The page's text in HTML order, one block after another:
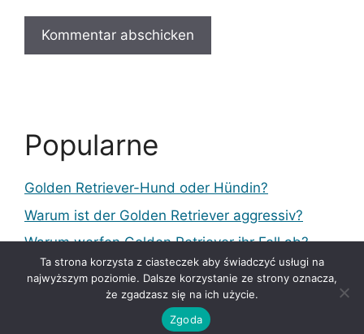
Popularne
Golden Retriever-Hund oder Hündin?
Warum ist der Golden Retriever aggressiv?
Warum werfen Golden Retriever ihr Fell ab?
© PiesGolden.pl
Ta strona korzysta z ciasteczek aby świadczyć usługi na
najwyższym poziomie. Dalsze korzystanie ze strony oznacza,
że zgadzasz się na ich użycie.
Zgoda